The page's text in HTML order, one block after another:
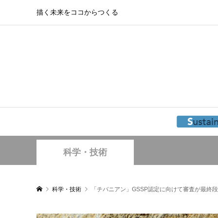
描く未来をココからつくる
科学・技術
科学・技術 「チバニアン」GSSP認定に向けて審査が最終